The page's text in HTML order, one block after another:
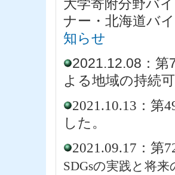
大学寄附分野バ
ナー・北海道バ
知らせ
2021.12.08：
よる地域の持続
2021.10.13：第
した。
2021.09.17：第
SDGsの実践と将来